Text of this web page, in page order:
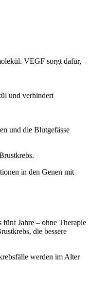
VEGF sorgt dafür,
und verhindert
und die Blutgefässe
in den Genen mit
fünf Jahre – ohne Therapie
die bessere
werden im Alter